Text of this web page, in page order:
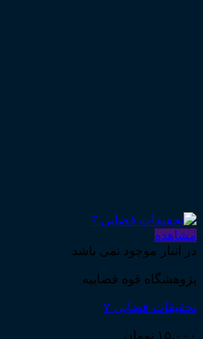
مشاهده
در انبار موجود نمی باشد
پژوهشگاه قوه قضاییه
تحقیقات قضایی ۷
۱۵,۰۰۰ تومان